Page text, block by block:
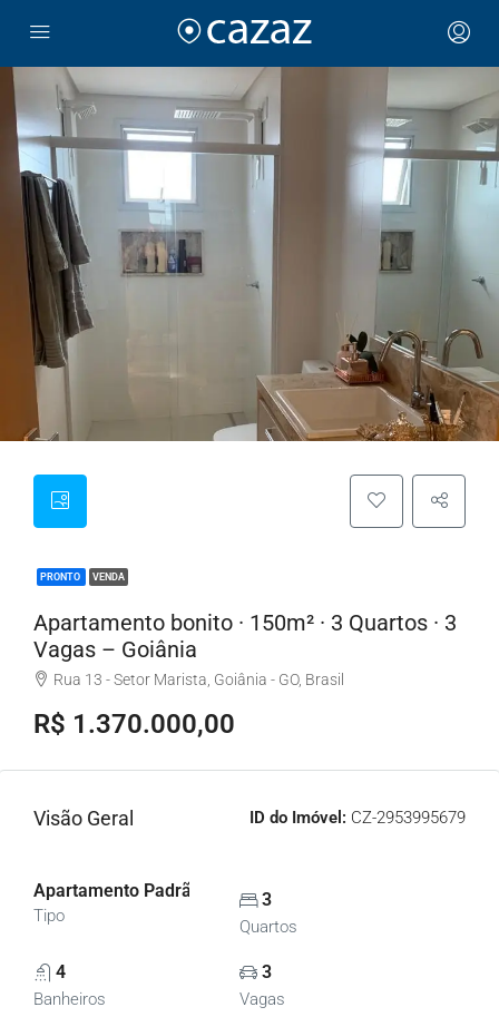
PRONTO VENDA
Apartamento bonito · 150m² · 3 Quartos · 3
Vagas – Goiânia
Rua 13 - Setor Marista, Goiânia - GO, Brasil
R$ 1.370.000,00
Visão Geral ID do Imóvel: CZ-2953995679
Apartamento Padrão, Apartamentos
Tipo
3
Quartos
4
Banheiros
3
Vagas